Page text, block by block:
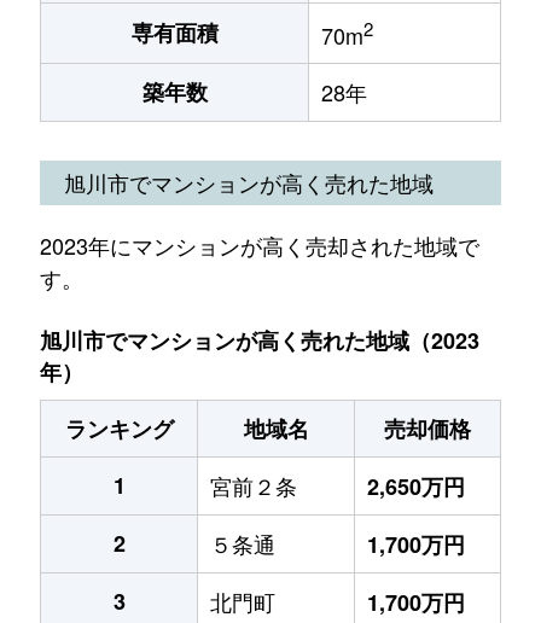
専有面積 70m2
築年数 28年
旭川市でマンションが高く売れた地域
2023年にマンションが高く売却された地域で
す。
旭川市でマンションが高く売れた地域（2023
年）
ランキング
地域名
売却価格
1
宮前２条
2,650万円
2
５条通
1,700万円
3
北門町
1,700万円